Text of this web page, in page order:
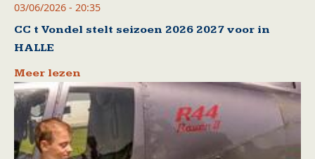
03/06/2026 - 20:35
CC t Vondel stelt seizoen 2026 2027 voor in
HALLE
Meer lezen